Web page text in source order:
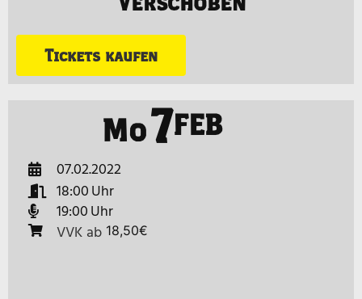
Tickets kaufen
Mo7FEB
07.02.2022
18:00
19:00
VVK ab 18,50€